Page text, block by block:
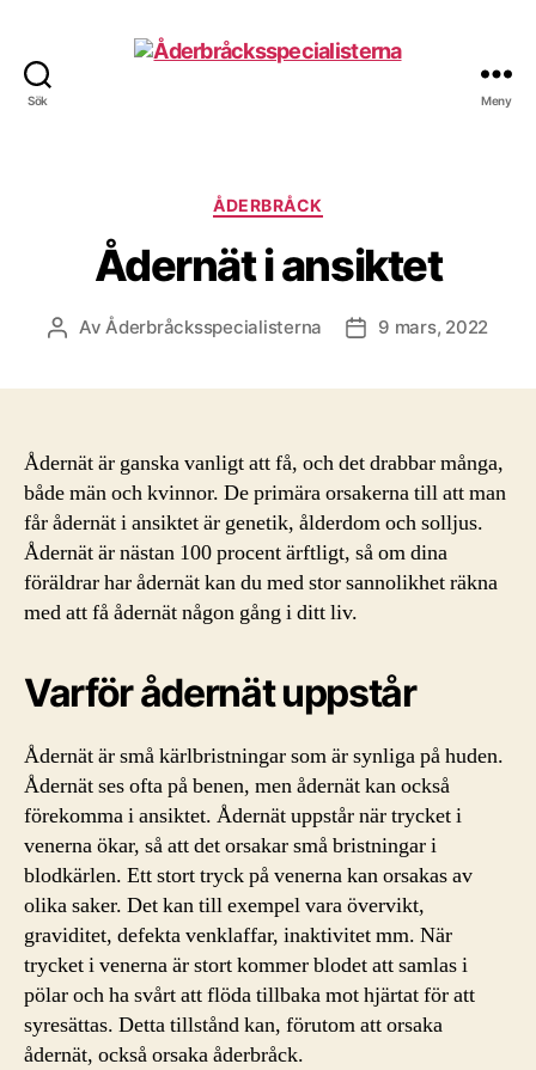
Sök Meny
Kategorier
ÅDERBRÅCK
Ådernät i ansiktet
Inläggsförfattare
Av Åderbråcksspecialisterna Inläggsdatum
9 mars, 2022
Ådernät är ganska vanligt att få, och det drabbar många,
både män och kvinnor. De primära orsakerna till att man
får ådernät i ansiktet är genetik, ålderdom och solljus.
Ådernät är nästan 100 procent ärftligt, så om dina
föräldrar har ådernät kan du med stor sannolikhet räkna
med att få ådernät någon gång i ditt liv.
Varför ådernät uppstår
Ådernät är små kärlbristningar som är synliga på huden.
Ådernät ses ofta på benen, men ådernät kan också
förekomma i ansiktet. Ådernät uppstår när trycket i
venerna ökar, så att det orsakar små bristningar i
blodkärlen. Ett stort tryck på venerna kan orsakas av
olika saker. Det kan till exempel vara övervikt,
graviditet, defekta venklaffar, inaktivitet mm. När
trycket i venerna är stort kommer blodet att samlas i
pölar och ha svårt att flöda tillbaka mot hjärtat för att
syresättas. Detta tillstånd kan, förutom att orsaka
ådernät, också orsaka åderbråck.